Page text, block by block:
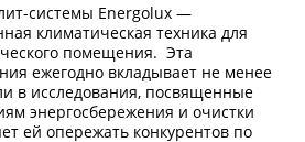
системы Energolux —
климатическая техника для
помещения. Эта
ежегодно вкладывает не менее
в исследования, посвященные
энергосбережения и очистки
ей опережать конкурентов по